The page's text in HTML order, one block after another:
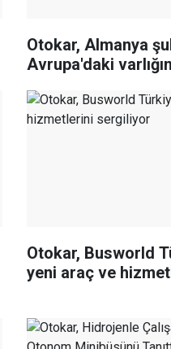
Otokar, Almanya
Avrupa'daki
Otokar, Busworld
yeni araç ve